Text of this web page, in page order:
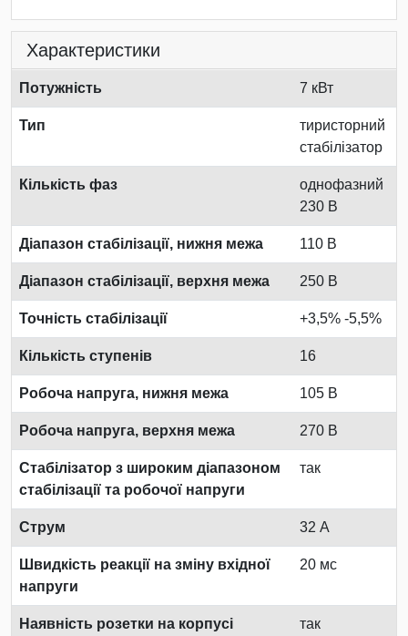
Характеристики
Потужність 7 кВт
Тип
тиристорний
стабілізатор
Кількість фаз
однофазний
230 В
Діапазон стабілізації, нижня межа 110 В
Діапазон стабілізації, верхня межа 250 В
Точність стабілізації +3,5% -5,5%
Кількість ступенів 16
Робоча напруга, нижня межа 105 В
Робоча напруга, верхня межа 270 В
Стабілізатор з широким діапазоном
стабілізації та робочої напруги
так
Струм 32 А
Швидкість реакції на зміну вхідної
напруги
20 мс
Наявність розетки на корпусі
так